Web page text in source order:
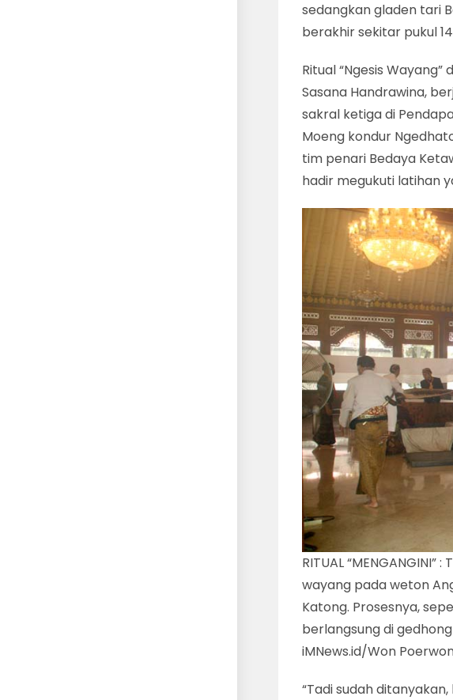
sedangkan gladen tari
berakhir sekitar pukul
Ritual “Ngesis
Sasana Handrawina,
sakral ketiga di
Moeng kondur
tim penari Bedaya
hadir megukuti latihan
RITUAL
wayang pada weton
Katong. Prosesnya,
berlangsung di
iMNews.id/Won
“Tadi sudah